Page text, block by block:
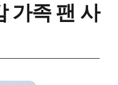
가족 팬 사